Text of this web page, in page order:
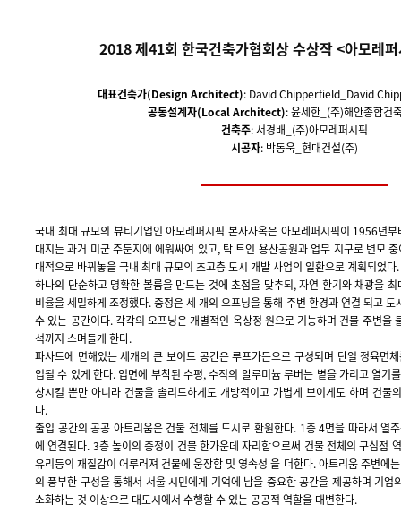
2018 제41회 한국건축가협회상 수상작 <아모레
대표건축가(Design Architect): David Chipperfield_David
공동설계자(Local Architect): 윤세한_(주)해안종합건
건축주: 서경배_(주)아모레퍼시픽
시공자: 박동욱_현대건설(주)
국내 최대 규모의 뷰티기업인 아모레퍼시픽 본사사옥은 아모레퍼시픽이 1956년
대지는 과거 미군 주둔지에 에워싸여 있고, 탁 트인 용산공원과 업무 지구로 변모
대적으로 바꿔놓을 국내 최대 규모의 초고층 도시 개발 사업의 일환으로 계획되었다.
하나의 단순하고 명확한 볼륨을 만드는 것에 초점을 맞추되, 자연 환기와 채광을
비율을 세밀하게 조정했다. 중정은 세 개의 오프닝을 통해 주변 환경과 연결 되고
수 있는 공간이다. 각각의 오프닝은 개별적인 옥상정 원으로 기능하며 건물 주변을
석까지 스며들게 한다.
파사드에 면해있는 세개의 큰 보이드 공간은 루프가든으로 구성되며 단일 정육면
입될 수 있게 한다. 입면에 부착된 수평, 수직의 알루미늄 루버는 볕을 가리고 열기
상시킬 뿐만 아니라 건물을 솔리드하게도 개방적이고 가볍게 보이게도 하며 건물
다.
출입 공간의 공공 아트리움은 건물 전체를 도시로 환원한다. 1층 4면을 따라서 열
에 연결된다. 3층 높이의 중정이 건물 한가운데 자리함으로써 건물 전체의 구심점
유리등의 재질감이 어루러져 건물에 웅장함 및 영속성 을 더한다. 아트리움 주변에
의 풍부한 구성을 통해서 서울 시민에게 기억에 남을 중요한 공간을 제공하며 기업
소화하는 것 이상으로 대도시에서 수행할 수 있는 공공적 역할을 대변한다.